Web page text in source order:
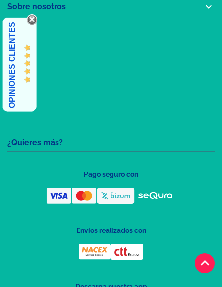
keyboard_arrow_up
¿Quieres más?
Sobre nosotros 
OPINIONES CLIENTES
Pago seguro con
Envíos realizados con